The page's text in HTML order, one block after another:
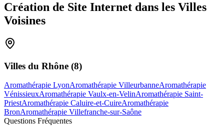
Création de Site Internet dans les Villes
Voisines
Villes du Rhône (8)
Aromathérapie LyonAromathérapie VilleurbanneAromathérapie
VénissieuxAromathérapie Vaulx-en-VelinAromathérapie Saint-
PriestAromathérapie Caluire-et-CuireAromathérapie
BronAromathérapie Villefranche-sur-Saône
Questions Fréquentes